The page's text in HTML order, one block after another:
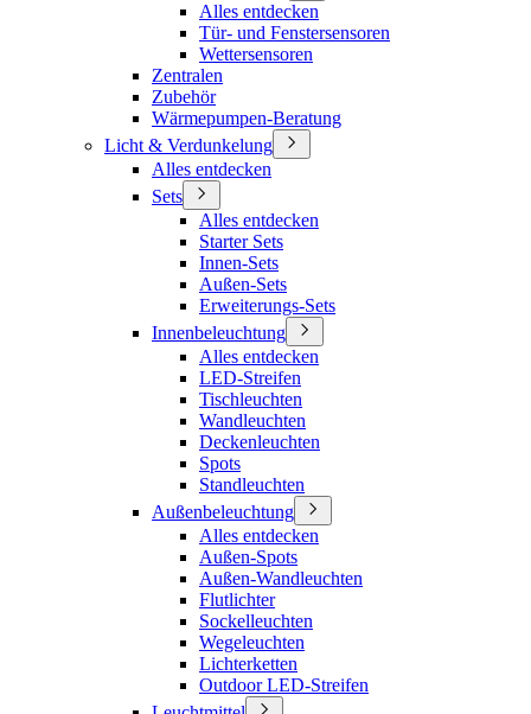
Alles entdecken
Tür- und Fenstersensoren
Wettersensoren
Zentralen
Zubehör
Wärmepumpen-Beratung
Licht & Verdunkelung
Alles entdecken
Sets
Alles entdecken
Starter Sets
Innen-Sets
Außen-Sets
Erweiterungs-Sets
Innenbeleuchtung
Alles entdecken
LED-Streifen
Tischleuchten
Wandleuchten
Deckenleuchten
Spots
Standleuchten
Außenbeleuchtung
Alles entdecken
Außen-Spots
Außen-Wandleuchten
Flutlichter
Sockelleuchten
Wegeleuchten
Lichterketten
Outdoor LED-Streifen